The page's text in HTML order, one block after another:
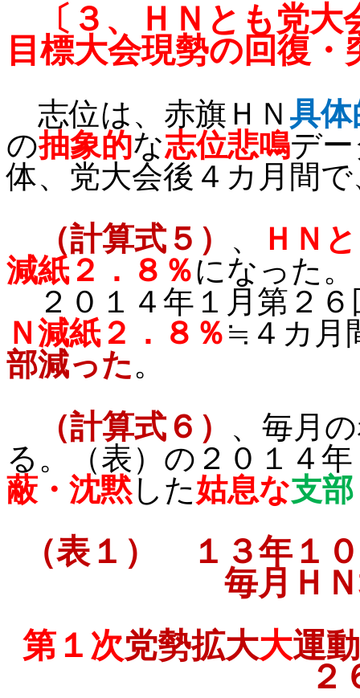
〔３、
ＨＮとも党
目標大会現勢の回復・
志位は、赤旗ＨＮ 具
の抽象的な志位悲鳴デ
体、党大会後４カ月間
（計算式５） 、
ＨＮ
減紙２．８％になった。
２０１４年１月第２６
Ｎ減紙２．８％≒４カ月
部減った。
（計算式６）
、毎月
る。（表）の２０１４年
蔽・沈黙した姑息な支
（表１） １３年１
毎月ＨＮ
第１次党勢拡大大運
２